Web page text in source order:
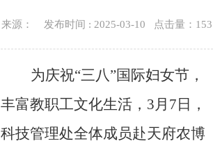
来源： 发布时间 : 2025-03-10 点击量： 153
为庆祝“三八”国际妇女节，
丰富教职工文化生活， 3月7日，
科技管理处全体成员赴天府农博